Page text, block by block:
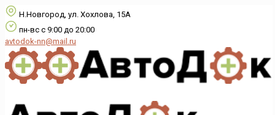
Н.Новгород, ул. Хохлова, 15А
пн-вс с 9:00 до 20:00
avtodok-nn@mail.ru